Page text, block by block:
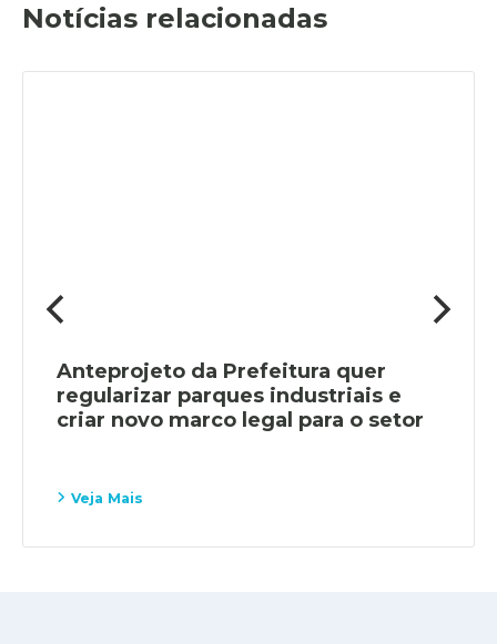
Notícias relacionadas
Anteprojeto da Prefeitura quer
regularizar parques industriais e
criar novo marco legal para o setor
Veja Mais